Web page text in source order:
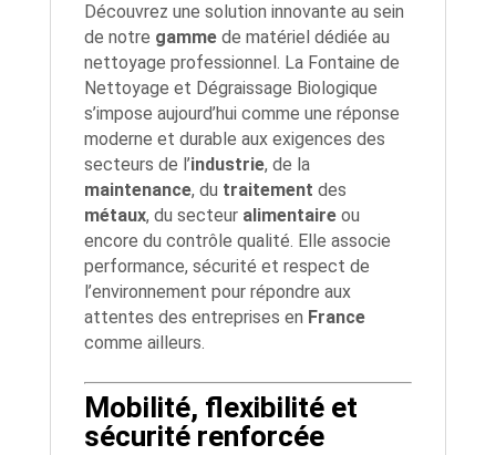
Découvrez une solution innovante au sein
de notre gammede matériel dédiée au
nettoyage professionnel. La Fontaine de
Nettoyage et Dégraissage Biologique
s’impose aujourd’hui comme une réponse
moderne et durable aux exigences des
secteurs de l’industrie, de la
maintenance, du traitement des
métaux, du secteur alimentaireou
encore du contrôle qualité. Elle associe
performance, sécurité et respect de
l’environnement pour répondre aux
attentes des entreprises en France
comme ailleurs.
Mobilité, flexibilité et
sécurité renforcée